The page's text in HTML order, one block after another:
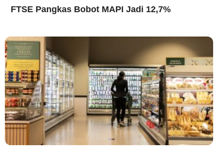
FTSE Pangkas Bobot MAPI Jadi 12,7%